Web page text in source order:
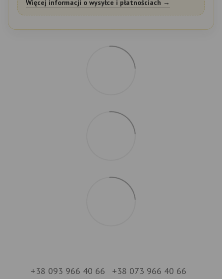
Więcej informacji o wysyłce i płatnościach →
+38 093 966 40 66 +38 073 966 40 66